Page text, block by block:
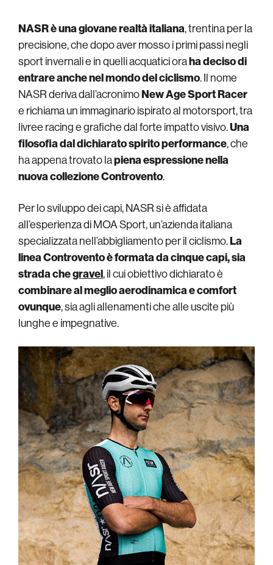
NASR è una giovane realtà italiana, trentina per la
precisione, che dopo aver mosso i primi passi negli
sport invernali e in quelli acquatici oraha deciso di
entrare anche nel mondo del ciclismo. Il nome
NASR deriva dall’acronimoNew Age Sport Racer
e richiama un immaginario ispirato al motorsport, tra
livree racing e grafiche dal forte impatto visivo.Una
filosofia dal dichiarato spirito performance, che
ha appena trovato lapiena espressione nella
nuova collezione Controvento.
Per lo sviluppo dei capi, NASR si è affidata
all’esperienza di MOA Sport, un’azienda italiana
specializzata nell’abbigliamento per il ciclismo.La
linea Controvento è formata da cinque capi, sia
strada chegravel, il cui obiettivo dichiarato è
combinare al meglio aerodinamica e comfort
ovunque, sia agli allenamenti che alle uscite più
lunghe e impegnative.